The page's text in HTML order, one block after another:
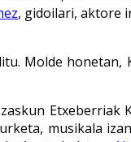
, gidoilari, aktore
Molde honetan,
Etxeberriak
musikala